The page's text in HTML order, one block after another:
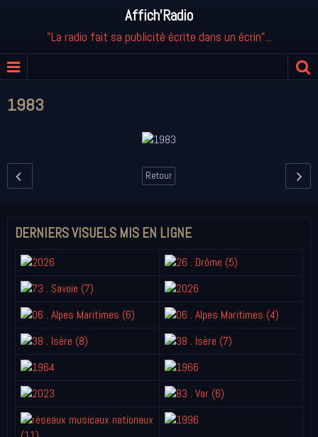
Affich'Radio
"La radio fait sa publicité écrite dans un écrin"...
1983
Retour
DERNIERS VISUELS MIS EN LIGNE